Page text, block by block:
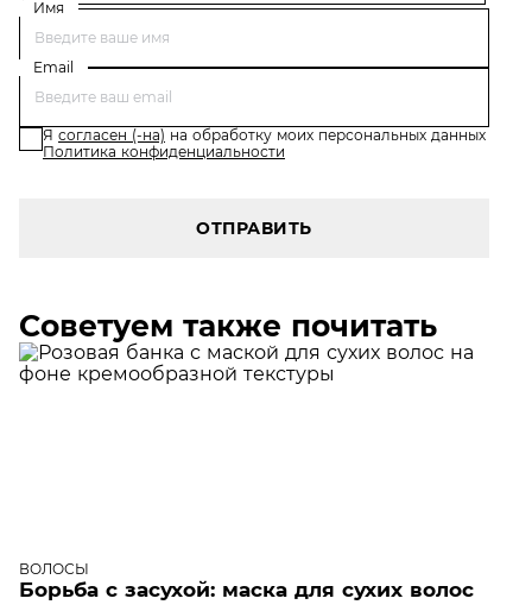
Имя
Email
Я согласен (-на) на обработку моих персональных данных
Политика конфиденциальности
ОТПРАВИТЬ
Советуем также почитать
ВОЛОСЫ
Борьба с засухой: маска для сухих волос